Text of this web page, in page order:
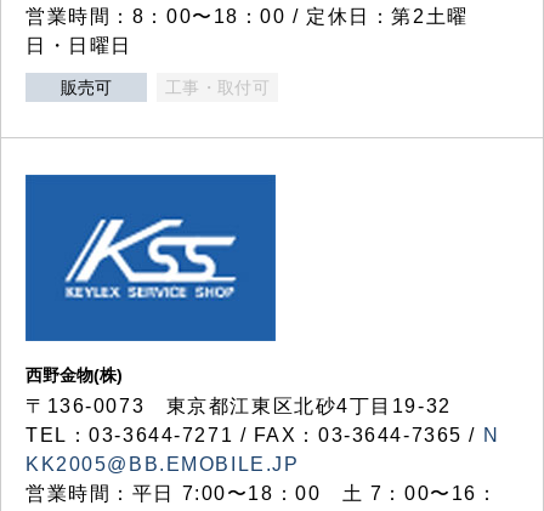
営業時間：8：00〜18：00 / 定休日：第2土曜
日・日曜日
販売可 工事・取付可
西野金物(株)
〒136-0073 東京都江東区北砂4丁目19-32
TEL：03‐3644‐7271 / FAX：03-3644-7365 / N
KK2005@BB.EMOBILE.JP
営業時間：平日 7:00〜18：00 土 7：00〜16：